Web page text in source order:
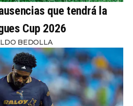
que tendrá la
Cup 2026
BEDOLLA